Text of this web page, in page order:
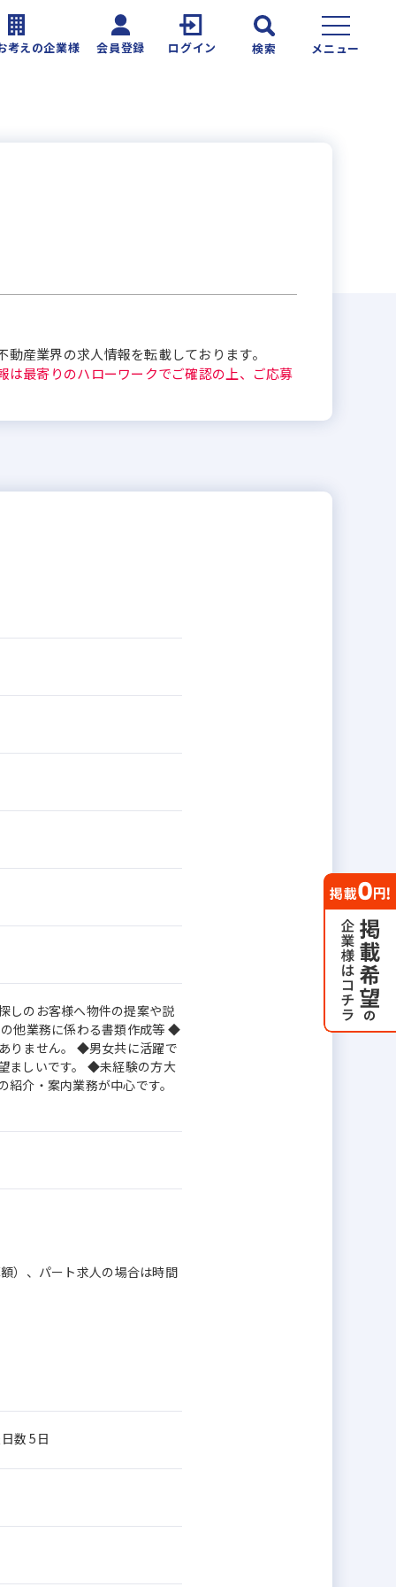
考えの企業様 会員登録 ログイン 検索 メニュー
産業界の求人情報を転載しております。
は最寄りのハローワークでご確認の上、ご応募
しのお客様へ物件の提案や説
他業務に係わる書類作成等 ◆
りません。 ◆男女共に活躍で
ましいです。 ◆未経験の方大
介・案内業務が中心です。
）、パート求人の場合は時間
数 5日